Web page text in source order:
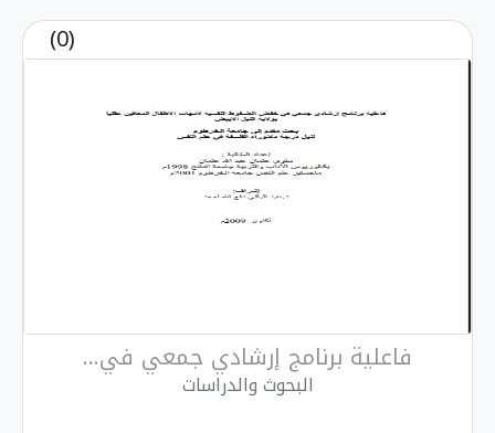
(0)
فاعلية برنامج إرشادي جمعي في...
البحوث والدراسات